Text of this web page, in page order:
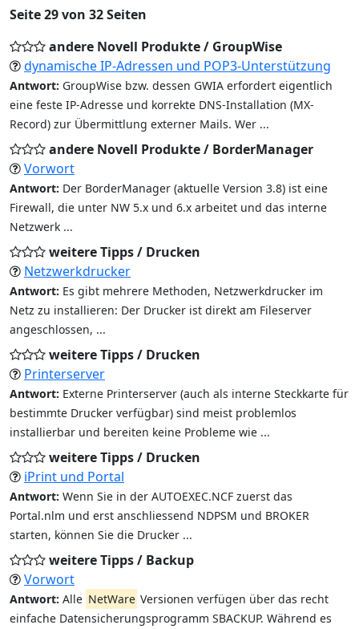
Seite 29 von 32 Seiten
andere Novell Produkte / GroupWise
dynamische IP-Adressen und POP3-Unterstützung
Antwort: GroupWise bzw. dessen GWIA erfordert eigentlich
eine feste IP-Adresse und korrekte DNS-Installation (MX-
Record) zur Übermittlung externer Mails. Wer ...
andere Novell Produkte / BorderManager
Vorwort
Antwort: Der BorderManager (aktuelle Version 3.8) ist eine
Firewall, die unter NW 5.x und 6.x arbeitet und das interne
Netzwerk ...
weitere Tipps / Drucken
Netzwerkdrucker
Antwort: Es gibt mehrere Methoden, Netzwerkdrucker im
Netz zu installieren: Der Drucker ist direkt am Fileserver
angeschlossen, ...
weitere Tipps / Drucken
Printerserver
Antwort: Externe Printerserver (auch als interne Steckkarte für
bestimmte Drucker verfügbar) sind meist problemlos
installierbar und bereiten keine Probleme wie ...
weitere Tipps / Drucken
iPrint und Portal
Antwort: Wenn Sie in der AUTOEXEC.NCF zuerst das
Portal.nlm und erst anschliessend NDPSM und BROKER
starten, können Sie die Drucker ...
weitere Tipps / Backup
Vorwort
Antwort: Alle NetWare Versionen verfügen über das recht
einfache Datensicherungsprogramm SBACKUP. Während es